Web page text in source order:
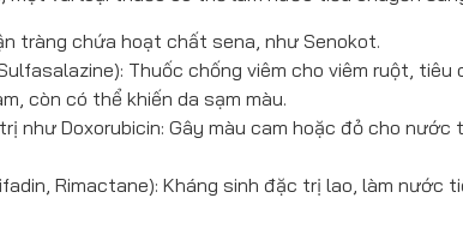
tràng chứa hoạt chất sena, như Senokot.
Thuốc chống viêm cho viêm ruột,
còn có thể khiến da sạm màu.
như Doxorubicin: Gây màu cam hoặc đỏ cho
Rimactane): Kháng sinh đặc trị lao, làm nước